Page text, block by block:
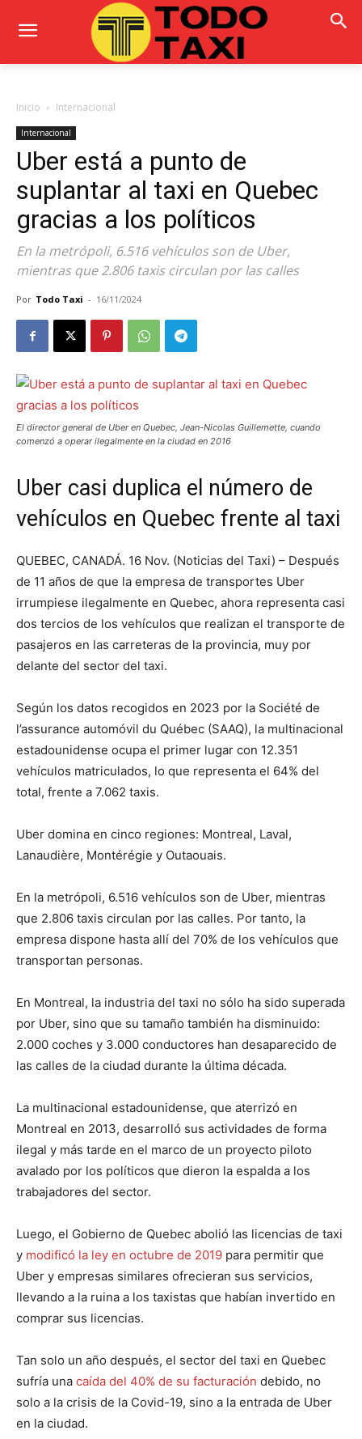
Inicio Internacional
Internacional
Uber está a punto de
suplantar al taxi en Quebec
gracias a los políticos
En la metrópoli, 6.516 vehículos son de Uber,
mientras que 2.806 taxis circulan por las calles
Por Todo Taxi - 16/11/2024
El director general de Uber en Quebec, Jean-Nicolas Guillemette, cuando
comenzó a operar ilegalmente en la ciudad en 2016
Uber casi duplica el número de
vehículos en Quebec frente al taxi
QUEBEC, CANADÁ. 16 Nov. (Noticias del Taxi) – Después
de 11 años de que la empresa de transportes Uber
irrumpiese ilegalmente en Quebec, ahora representa casi
dos tercios de los vehículos que realizan el transporte de
pasajeros en las carreteras de la provincia, muy por
delante del sector del taxi.
Según los datos recogidos en 2023 por la Société de
l’assurance automóvil du Québec (SAAQ), la multinacional
estadounidense ocupa el primer lugar con 12.351
vehículos matriculados, lo que representa el 64% del
total, frente a 7.062 taxis.
Uber domina en cinco regiones: Montreal, Laval,
Lanaudière, Montérégie y Outaouais.
En la metrópoli, 6.516 vehículos son de Uber, mientras
que 2.806 taxis circulan por las calles. Por tanto, la
empresa dispone hasta allí del 70% de los vehículos que
transportan personas.
En Montreal, la industria del taxi no sólo ha sido superada
por Uber, sino que su tamaño también ha disminuido:
2.000 coches y 3.000 conductores han desaparecido de
las calles de la ciudad durante la última década.
La multinacional estadounidense, que aterrizó en
Montreal en 2013, desarrolló sus actividades de forma
ilegal y más tarde en el marco de un proyecto piloto
avalado por los políticos que dieron la espalda a los
trabajadores del sector.
Luego, el Gobierno de Quebec abolió las licencias de taxi
y modificó la ley en octubre de 2019 para permitir que
Uber y empresas similares ofrecieran sus servicios,
llevando a la ruina a los taxistas que habían invertido en
comprar sus licencias.
Tan solo un año después, el sector del taxi en Quebec
sufría una caída del 40% de su facturación debido, no
solo a la crisis de la Covid-19, sino a la entrada de Uber
en la ciudad.